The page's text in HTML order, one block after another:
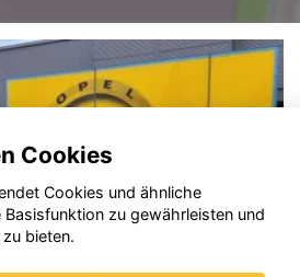
Cookies
Cookies und ähnliche
zu gewährleisten und
bieten.